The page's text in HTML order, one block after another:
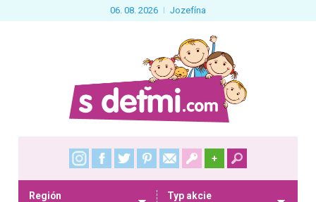
06. 08. 2026 Jozefína
+
Región Typ akcie